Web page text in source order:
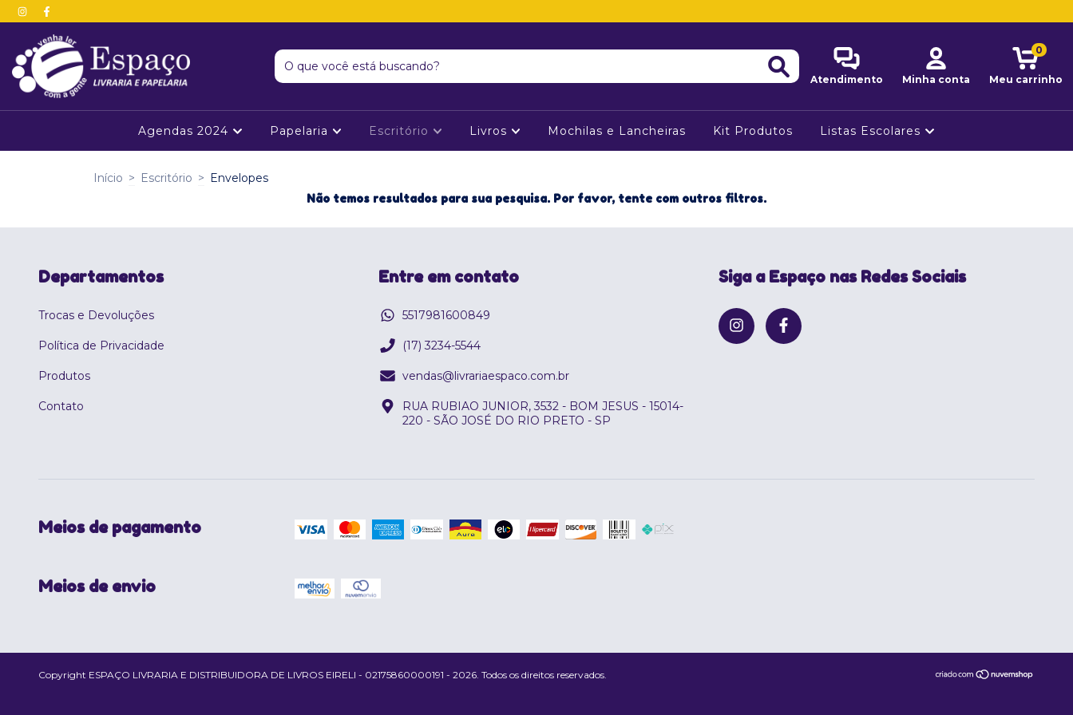
Atendimento Minha conta Meu carrinho
0
Agendas 2024 Papelaria Escritório Livros Mochilas e Lancheiras Kit Produtos Listas Escolares
Início > Escritório > Envelopes
Não temos resultados para sua pesquisa. Por favor, tente com outros filtros.
Departamentos
Trocas e Devoluções
Política de Privacidade
Produtos
Contato
Entre em contato
5517981600849
(17) 3234-5544
vendas@livrariaespaco.com.br
RUA RUBIAO JUNIOR, 3532 - BOM JESUS - 15014-
220 - SÃO JOSÉ DO RIO PRETO - SP
Siga a Espaço nas Redes Sociais
Meios de pagamento
Meios de envio
Copyright ESPAÇO LIVRARIA E DISTRIBUIDORA DE LIVROS EIRELI - 02175860000191 - 2026. Todos os direitos reservados.